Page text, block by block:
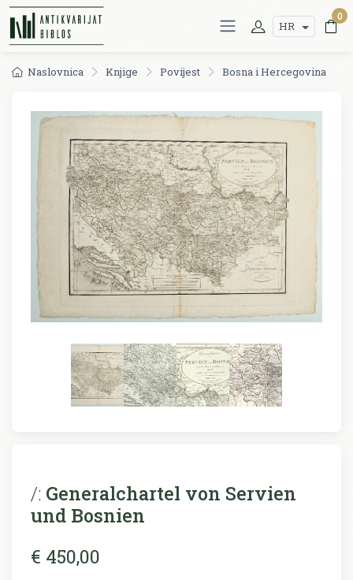
HR
0
Naslovnica Knjige Povijest Bosna i Hercegovina
/: Generalchartel von Servien
und Bosnien
€ 450,00